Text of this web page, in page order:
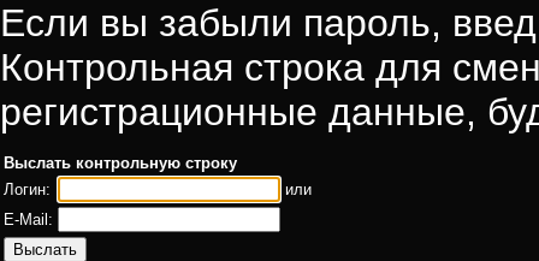
Если вы забыли пароль,
Контрольная строка для
регистрационные данные,
Выслать контрольную строку
Логин:
или
E-Mail: